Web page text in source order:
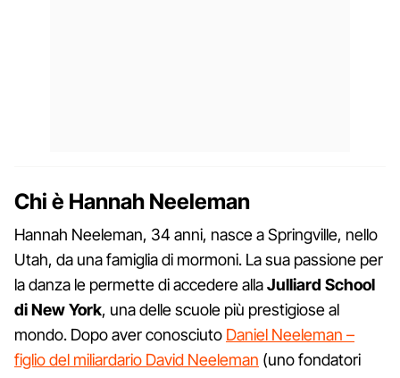
Chi è Hannah Neeleman
Hannah Neeleman, 34 anni, nasce a Springville, nello
Utah, da una famiglia di mormoni. La sua passione per
la danza le permette di accedere allaJulliard School
di New York, una delle scuole più prestigiose al
mondo. Dopo aver conosciuto Daniel Neeleman –
figlio del miliardario David Neeleman (uno fondatori